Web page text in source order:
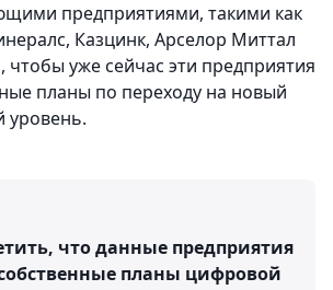
предприятиями, такими как
Казцинк, Арселор Миттал
чтобы уже сейчас эти предприятия
планы по переходу на новый
уровень.
что данные предприятия
планы цифровой